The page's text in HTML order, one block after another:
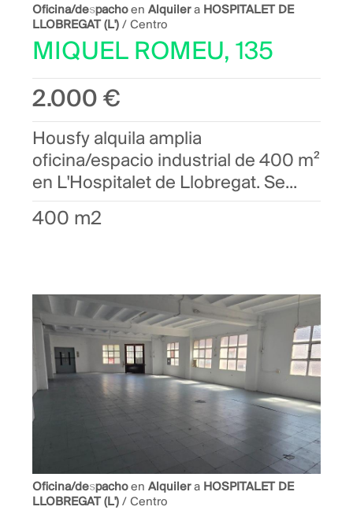
Oficina/despachoenAlquilera HOSPITALET DE
LLOBREGAT (L')/ Centro
MIQUEL ROMEU, 135
2.000 €
Housfy alquila amplia
oficina/espacio industrial de 400 m²
en L'Hospitalet de Llobregat. Se...
400 m2
Oficina/despachoenAlquilera HOSPITALET DE
LLOBREGAT (L')/ Centro